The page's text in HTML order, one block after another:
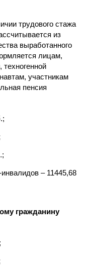
трудового стажа
из
выработанного
лицам,
участникам
пенсия
– 11445,68
гражданину